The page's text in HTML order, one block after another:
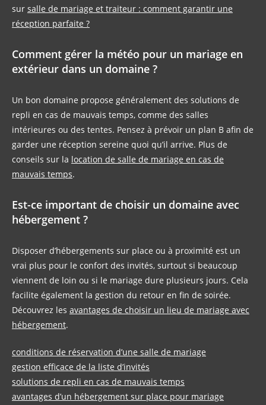
sur salle de mariage et traiteur : comment garantir une
réception parfaite ?
Comment gérer la météo pour un mariage en
extérieur dans un domaine ?
Un bon domaine propose généralement des solutions de
repli en cas de mauvais temps, comme des salles
intérieures ou des tentes. Pensez à prévoir un plan B afin de
garder une réception sereine quoi qu’il arrive. Plus de
conseils sur la location de salle de mariage en cas de
mauvais temps.
Est-ce important de choisir un domaine avec
hébergement ?
Disposer d’hébergements sur place ou à proximité est un
vrai plus pour le confort des invités, surtout si beaucoup
viennent de loin ou si le mariage dure plusieurs jours. Cela
facilite également la gestion du retour en fin de soirée.
Découvrez les avantages de choisir un lieu de mariage avec
hébergement.
conditions de réservation d’une salle de mariage
gestion efficace de la liste d’invités
solutions de repli en cas de mauvais temps
avantages d’un hébergement sur place pour mariage